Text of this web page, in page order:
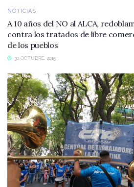
NOTICIAS
A 10 años del NO al ALCA,
contra los tratados de libre
de los pueblos
30 OCTUBRE, 2015